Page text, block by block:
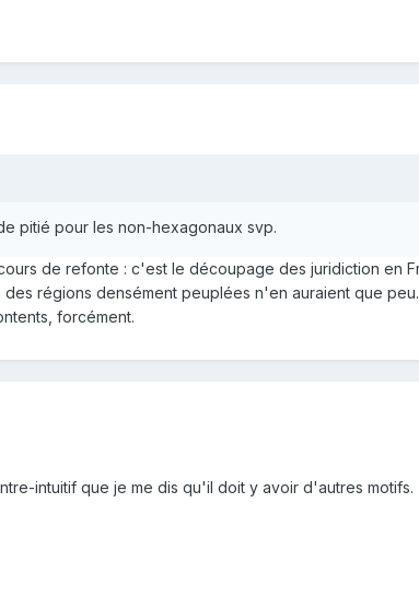
pitié pour les non-hexagonaux svp.
de refonte : c'est le découpage des juridiction en
régions densément peuplées n'en auraient que peu.
forcément.
intuitif que je me dis qu'il doit y avoir d'autres motifs.